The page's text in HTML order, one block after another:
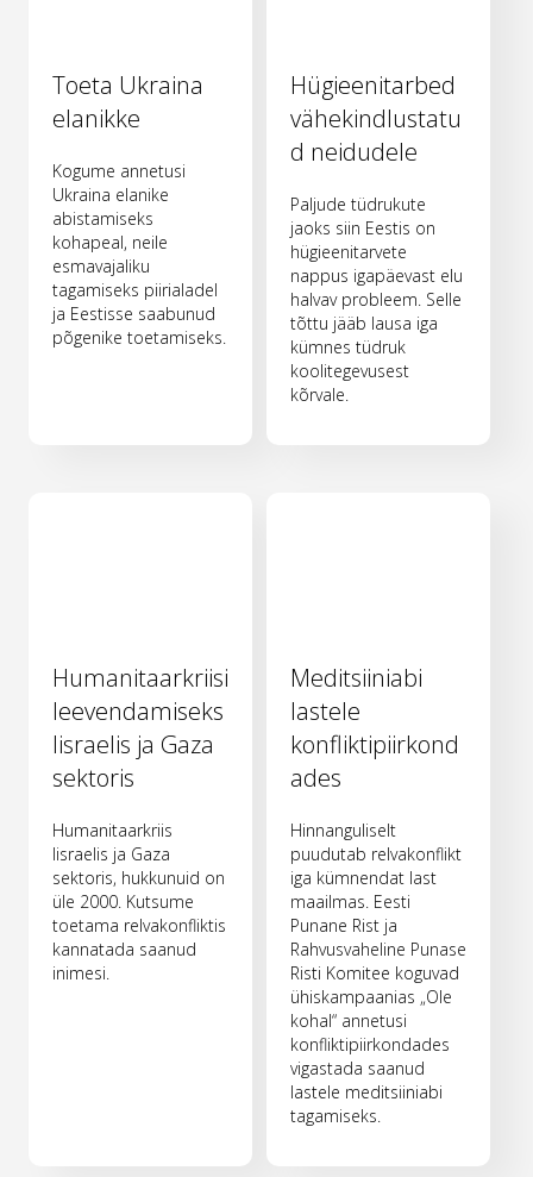
Toeta Ukraina
elanikke
Kogume annetusi
Ukraina elanike
abistamiseks
kohapeal, neile
esmavajaliku
tagamiseks piirialadel
ja Eestisse saabunud
põgenike toetamiseks.
Hügieenitarbed
vähekindlustatu
d neidudele
Paljude tüdrukute
jaoks siin Eestis on
hügieenitarvete
nappus igapäevast elu
halvav probleem. Selle
tõttu jääb lausa iga
kümnes tüdruk
koolitegevusest
kõrvale.
Humanitaarkriisi
leevendamiseks
Iisraelis ja Gaza
sektoris
Humanitaarkriis
Iisraelis ja Gaza
sektoris, hukkunuid on
üle 2000. Kutsume
toetama relvakonfliktis
kannatada saanud
inimesi.
Meditsiiniabi
lastele
konfliktipiirkond
ades
Hinnanguliselt
puudutab relvakonflikt
iga kümnendat last
maailmas. Eesti
Punane Rist ja
Rahvusvaheline Punase
Risti Komitee koguvad
ühiskampaanias „Ole
kohal“ annetusi
konfliktipiirkondades
vigastada saanud
lastele meditsiiniabi
tagamiseks.